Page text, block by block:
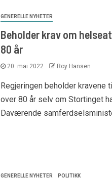
GENERELLE NYHETER
Beholder krav om
80 år
20. mai 2022 Roy Hansen
Regjeringen beholder
over 80 år selv om Stortinget
Daværende
GENERELLE NYHETER POLITIKK